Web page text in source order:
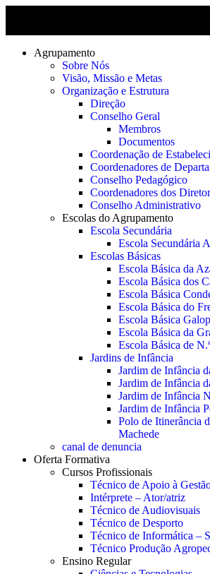
Agrupamento
Sobre Nós
Visão, Missão e Metas
Organização e Estrutura
Direção
Conselho Geral
Membros
Documentos
Coordenação de
Coordenadores de
Conselho Pedagógico
Coordenadores dos
Conselho Administrativo
Escolas do Agrupamento
Escola Secundária
Escola Secundária
Escolas Básicas
Escola Básica da
Escola Básica dos
Escola Básica
Escola Básica do
Escola Básica
Escola Básica da
Escola Básica de
Jardins de Infância
Jardim de Infância
Jardim de Infância
Jardim de Infância
Jardim de Infância
Polo de Itinerância
Machede
canal de denuncia
Oferta Formativa
Cursos Profissionais
Técnico de Apoio à
Intérprete – Ator/atriz
Técnico de Audiovisuais
Técnico de Desporto
Técnico de Informática –
Técnico Produção
Ensino Regular